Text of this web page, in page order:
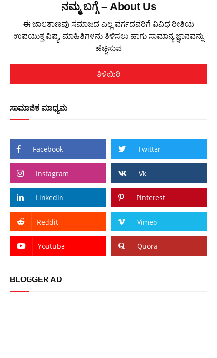
ನಮ್ಮ ಬಗ್ಗೆ – About Us
ಈ ಜಾಲತಾಣವು ಸಮಾಜದ ಎಲ್ಲ ವರ್ಗದವರಿಗೆ ವಿವಿಧ ರೀತಿಯ
ಉಪಯುಕ್ತ ವಿಷ್ಯ, ಮಾಹಿತಿಗಳನು ತಿಳಿಸಲು ಹಾಗು ಸಾಮಾನ್ಯ ಜ್ಞಾನವನ್ನು
ಹೆಚ್ಚಿಸುವ
ತಿಳಿಯಿರಿ
ಸಾಮಾಜಿಕ ಮಾಧ್ಯಮ
Facebook Twitter
Instagram Vk
Linkedin Pinterest
Reddit Vimeo
Youtube Quora
BLOGGER AD